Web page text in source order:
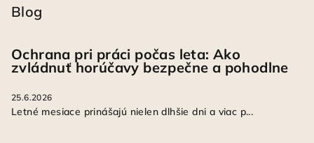
Blog
Ochrana pri práci počas leta: Ako
zvládnuť horúčavy bezpečne a pohodlne
25.6.2026
Letné mesiace prinášajú nielen dlhšie dni a viac p...